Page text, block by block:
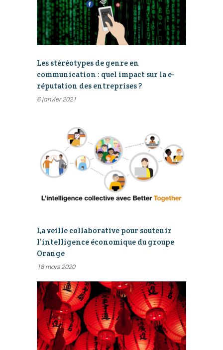
Les stéréotypes de genre en
communication : quel impact sur la e-
réputation des entreprises ?
6 janvier 2021
La veille collaborative pour soutenir
l’intelligence économique du groupe
Orange
18 mars 2020